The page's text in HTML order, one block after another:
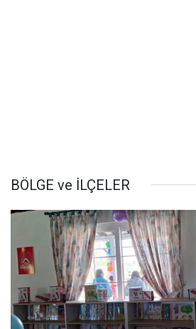
BÖLGE ve İLÇELER